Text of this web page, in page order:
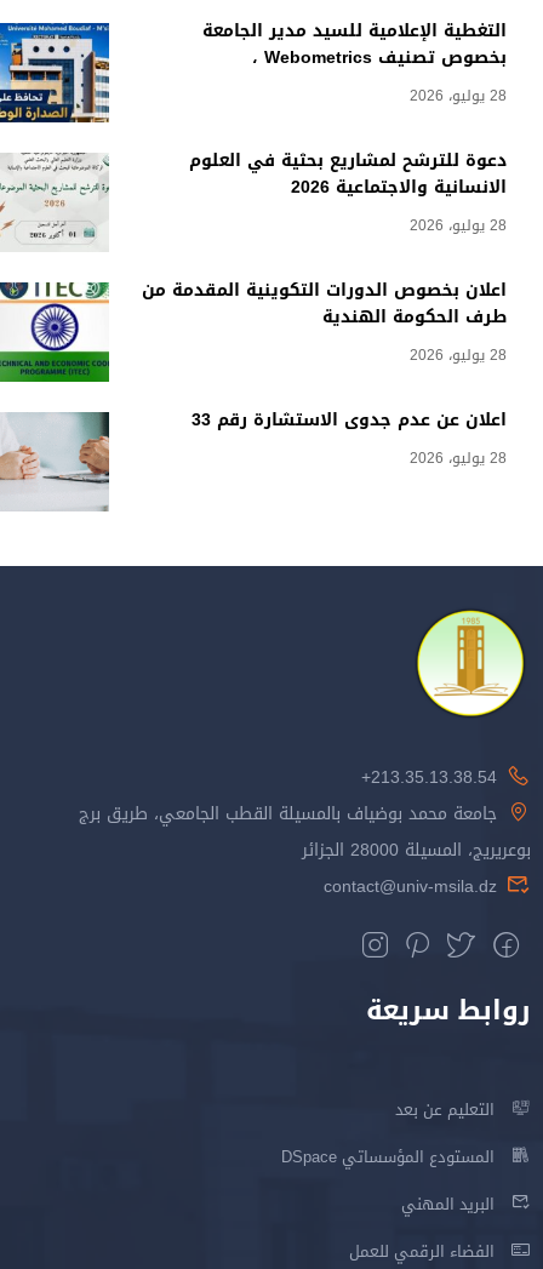
التغطية الإعلامية للسيد مدير الجامعة
بخصوص تصنيف Webometrics ،
28 يوليو، 2026
دعوة للترشح لمشاريع بحثية في العلوم
الانسانية والاجتماعية 2026
28 يوليو، 2026
اعلان بخصوص الدورات التكوينية المقدمة من
طرف الحكومة الهندية
28 يوليو، 2026
اعلان عن عدم جدوى الاستشارة رقم 33
28 يوليو، 2026
213.35.13.38.54+
جامعة محمد بوضياف بالمسيلة القطب الجامعي، طريق برج
بوعريريج، المسيلة 28000 الجزائر
contact@univ-msila.dz
روابط سريعة
التعليم عن بعد
المستودع المؤسساتي DSpace
البريد المهني
الفضاء الرقمي للعمل